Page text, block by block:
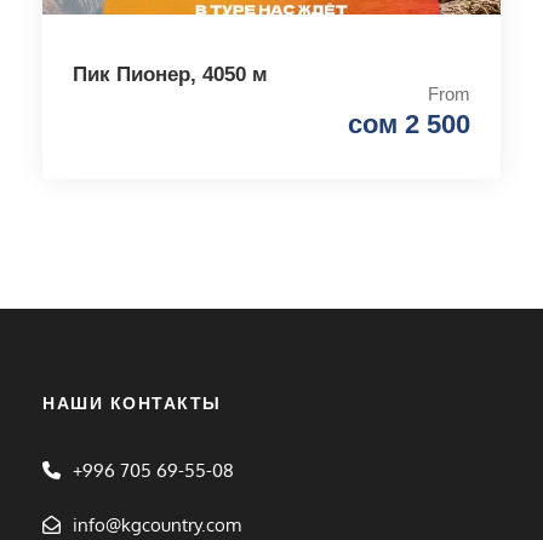
Пик Пионер, 4050 м
From
сом 2 500
НАШИ КОНТАКТЫ
+996 705 69-55-08
info@kgcountry.com